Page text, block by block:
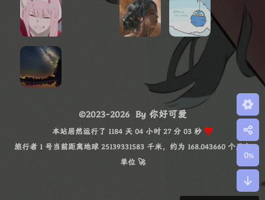
©2023-2026By 你好可爱
本站居然运行了 1184 天 04 小时 27 分 05 秒
旅行者 1 号当前距离地球 25139331617 千米，约为 168.043661 个天文单
位 🚀
0%